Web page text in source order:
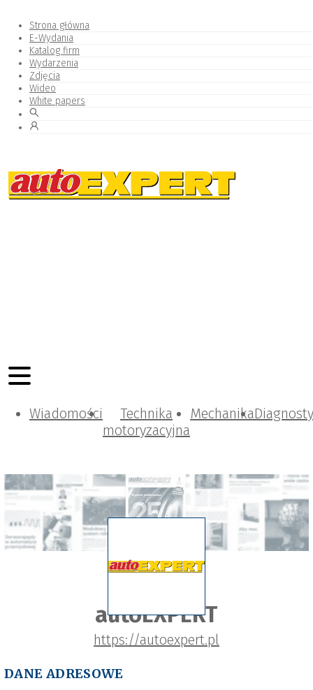
Strona główna
E-Wydania
Katalog firm
Wydarzenia
Zdjęcia
Wideo
White papers
Wiadomości
Technika
motoryzacyjna
Mechanika
autoEXPERT
https://autoexpert.pl
DANE ADRESOWE